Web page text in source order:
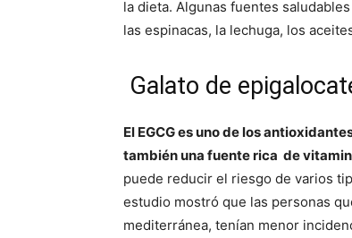
la dieta. Algunas fuentes
las espinacas, la lechuga, los
Galato de
El EGCG es uno de los
también una fuente rica de
puede reducir el riesgo de varios
estudio mostró que las personas
mediterránea, tenían menor